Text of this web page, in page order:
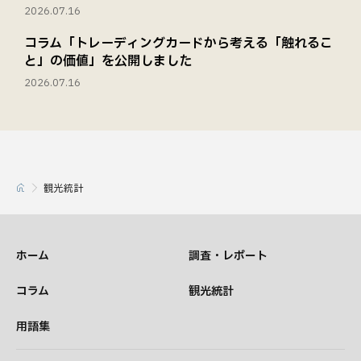
2026.07.16
コラム「トレーディングカードから考える「触れるこ
と」の価値」を公開しました
2026.07.16
観光統計
ホーム 調査・レポート
コラム 観光統計
用語集